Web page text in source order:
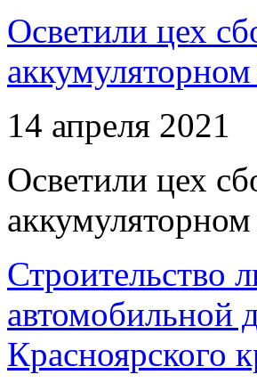
Осветили цех
14 апреля 2021
Осветили цех
Строительство
автомобильной
Красноярского